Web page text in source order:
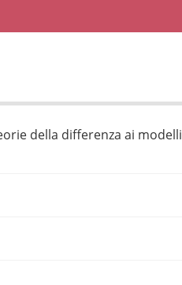
della differenza ai